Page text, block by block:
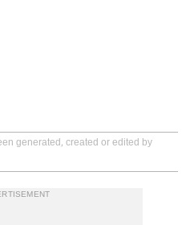
generated, created or edited by